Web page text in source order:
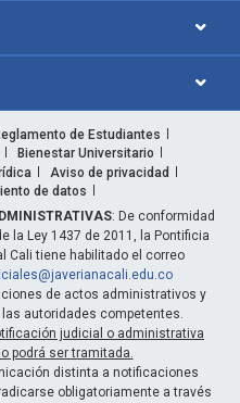
de Estudiantes
Bienestar Universitario
Aviso de privacidad
de datos
: De conformidad
la Ley 1437 de 2011, la Pontificia
Cali tiene habilitado el correo
de actos administrativos y
autoridades competentes.
judicial o administrativa
podrá ser tramitada.
distinta a notificaciones
obligatoriamente a través